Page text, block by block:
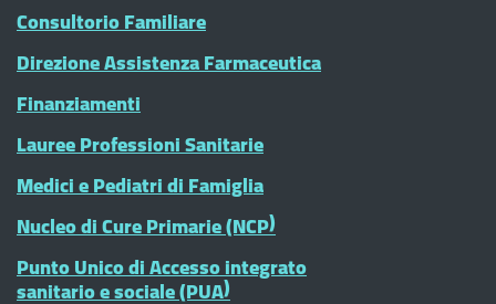
Consultorio Familiare
Direzione Assistenza Farmaceutica
Finanziamenti
Lauree Professioni Sanitarie
Medici e Pediatri di Famiglia
Nucleo di Cure Primarie (NCP)
Punto Unico di Accesso integrato
sanitario e sociale (PUA)